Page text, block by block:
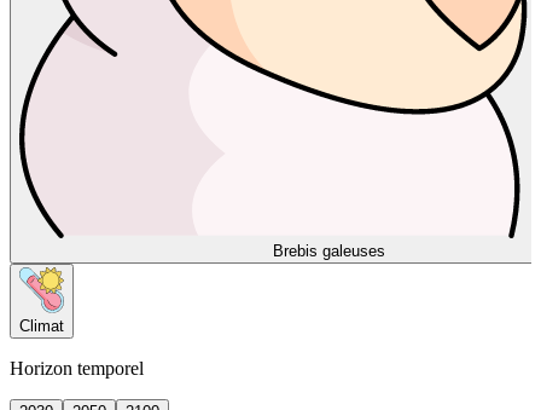
Brebis galeuses
Climat
Horizon temporel